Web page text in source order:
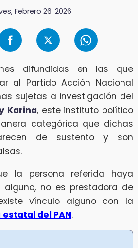
Febrero 26, 2026
difundidas en las que
al Partido Acción Nacional
sujetas a investigación del
Karina, este instituto político
categórica que dichas
de sustento y son
la persona referida haya
alguno, no es prestadora de
vínculo alguno con la
del PAN.